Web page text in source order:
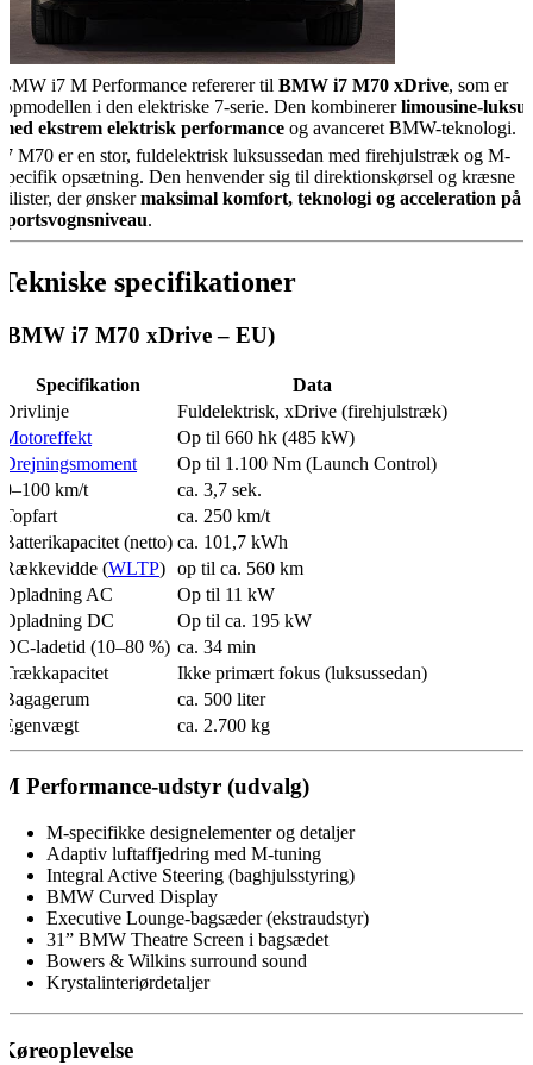
BMW i7 M Performance refererer tilBMW i7 M70 xDrive, som er
topmodellen i den elektriske 7-serie. Den kombinererlimousine-
med ekstrem elektrisk performance og avanceret BMW-teknologi.
i7 M70 er en stor, fuldelektrisk luksussedan med firehjulstræk og M-
specifik opsætning. Den henvender sig til direktionskørsel og kræsne
bilister, der ønskermaksimal komfort, teknologi og acceleration på
sportsvognsniveau.
Tekniske specifikationer
(BMW i7 M70 xDrive – EU)
Specifikation
Data
Drivlinje
Fuldelektrisk, xDrive (firehjulstræk)
Motoreffekt
Op til 660 hk (485 kW)
Drejningsmoment
Op til 1.100 Nm (Launch Control)
0–100 km/t
ca. 3,7 sek.
Topfart
ca. 250 km/t
Batterikapacitet (netto) ca. 101,7 kWh
Rækkevidde (WLTP) op til ca. 560 km
Opladning AC
Op til 11 kW
Opladning DC
Op til ca. 195 kW
DC-ladetid (10–80 %) ca. 34 min
Trækkapacitet
Ikke primært fokus (luksussedan)
Bagagerum
ca. 500 liter
Egenvægt
ca. 2.700 kg
M Performance-udstyr (udvalg)
M-specifikke designelementer og detaljer
Adaptiv luftaffjedring med M-tuning
Integral Active Steering (baghjulsstyring)
BMW Curved Display
Executive Lounge-bagsæder (ekstraudstyr)
31” BMW Theatre Screen i bagsædet
Bowers & Wilkins surround sound
Krystalinteriørdetaljer
Køreoplevelse